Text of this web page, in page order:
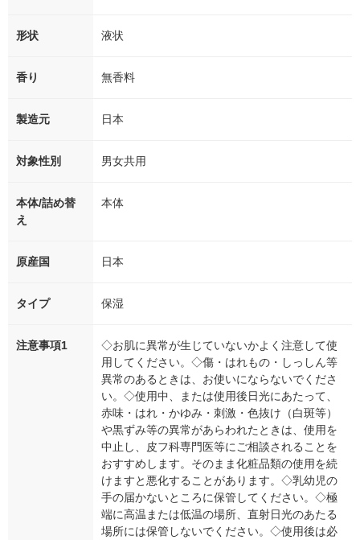
形状 液状
香り 無香料
製造元 日本
対象性別 男女共用
本体/詰め替
え
本体
原産国 日本
タイプ 保湿
注意事項1
◇お肌に異常が生じていないかよく注意して使
用してください。◇傷・はれもの・しっしん等
異常のあるときは、お使いにならないでくださ
い。◇使用中、または使用後日光にあたって、
赤味・はれ・かゆみ・刺激・色抜け（白斑等）
や黒ずみ等の異常があらわれたときは、使用を
中止し、皮フ科専門医等にご相談されることを
おすすめします。そのまま化粧品類の使用を続
けますと悪化することがあります。◇乳幼児の
手の届かないところに保管してください。◇極
端に高温または低温の場所、直射日光のあたる
場所には保管しないでください。◇使用後は必